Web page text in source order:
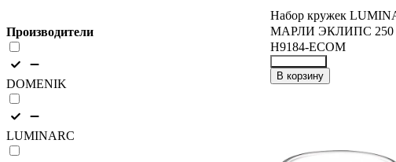
Производители
DOMENIK
LUMINARC
Набор кружек
МАРЛИ ЭКЛИПС 250
H9184-ECOM
35393737
В корзину